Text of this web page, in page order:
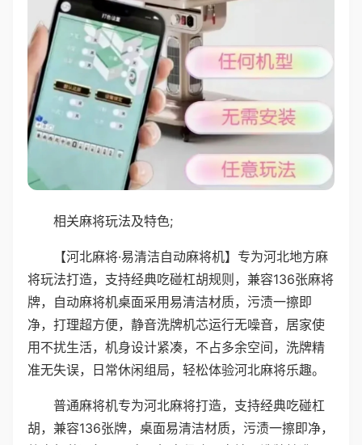
相关麻将玩法及特色;
【河北麻将·易清洁自动麻将机】专为河北地方麻
将玩法打造，支持经典吃碰杠胡规则，兼容136张麻将
牌，自动麻将机桌面采用易清洁材质，污渍一擦即
净，打理超方便，静音洗牌机芯运行无噪音，居家使
用不扰生活，机身设计紧凑，不占多余空间，洗牌精
准无失误，日常休闲组局，轻松体验河北麻将乐趣。
普通麻将机专为河北麻将打造，支持经典吃碰杠
胡，兼容136张牌，桌面易清洁材质，污渍一擦即净，